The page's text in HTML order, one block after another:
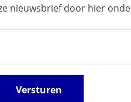
nieuwsbrief door hier
Versturen